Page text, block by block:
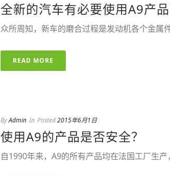
全新的汽车有必要使用A9产品
众所周知，新车的磨合过程是发动机各个金
READ MORE
ByAdmin In Posted2015年6月1日
使用A9的产品是否安全？
自1990年来，A9的所有产品均在法国工厂生